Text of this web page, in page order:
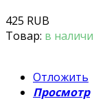
425 RUB
Товар: в
Отложить
Просмотр